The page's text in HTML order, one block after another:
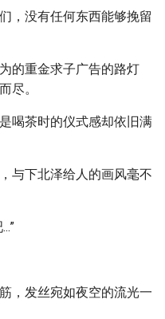
，没有任何东西能够挽留
的重金求子广告的路灯
尽。
喝茶时的仪式感却依旧满
与下北泽给人的画风毫不
，发丝宛如夜空的流光一